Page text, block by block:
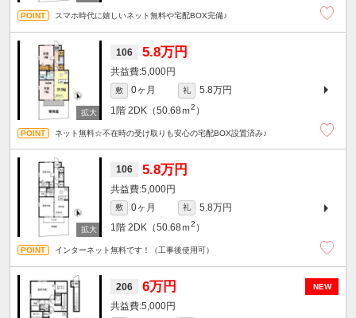
スマホ時代に嬉しいネット無料や宅配BOX完備♪
106 5.8万円
5,000円
敷 0ヶ月 礼
5.8万円
1階 2DK（50.68ｍ2 ）
ネット無料☆不在時の受け取りも安心の宅配BOX設置済み♪
106 5.8万円
5,000円
敷 0ヶ月 礼
5.8万円
1階 2DK（50.68ｍ2 ）
インターネット無料です！（工事後使用可）
NEW
206 6万円
5,000円